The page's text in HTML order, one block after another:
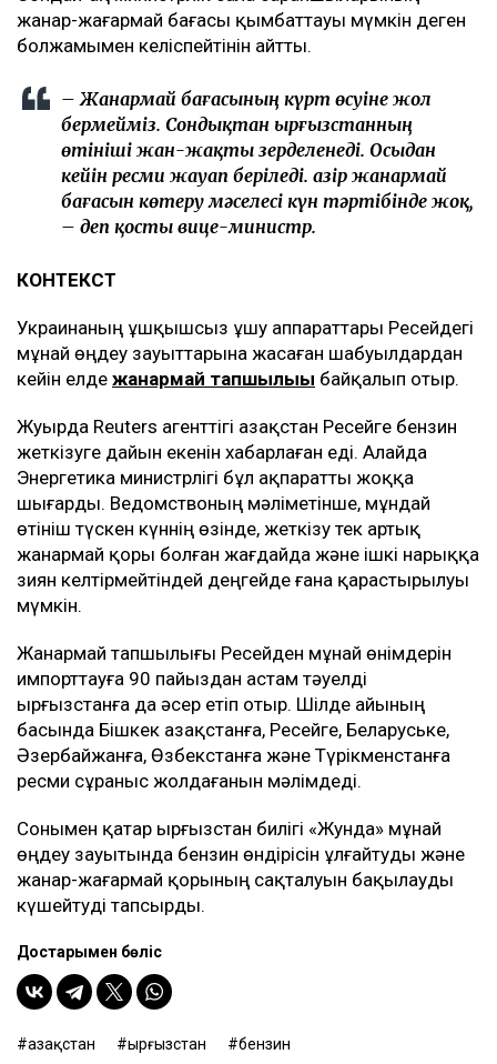
жанар-жағармай бағасы қымбаттауы мүмкін деген
болжамымен келіспейтінін айтты.
– Жанармай бағасының күрт өсуіне жол
бермейміз. Сондықтан Қырғызстанның
өтініші жан-жақты зерделенеді. Осыдан
кейін ресми жауап беріледі. Қазір жанармай
бағасын көтеру мәселесі күн тәртібінде жоқ,
– деп қосты вице-министр.
КОНТЕКСТ
Украинаның ұшқышсыз ұшу аппараттары Ресейдегі
мұнай өңдеу зауыттарына жасаған шабуылдардан
кейін елде жанармай тапшылығы байқалып отыр.
Жуырда Reuters агенттігі Қазақстан Ресейге бензин
жеткізуге дайын екенін хабарлаған еді. Алайда
Энергетика министрлігі бұл ақпаратты жоққа
шығарды. Ведомствоның мәліметінше, мұндай
өтініш түскен күннің өзінде, жеткізу тек артық
жанармай қоры болған жағдайда және ішкі нарыққа
зиян келтірмейтіндей деңгейде ғана қарастырылуы
мүмкін.
Жанармай тапшылығы Ресейден мұнай өнімдерін
импорттауға 90 пайыздан астам тәуелді
Қырғызстанға да әсер етіп отыр. Шілде айының
басында Бішкек Қазақстанға, Ресейге, Беларуське,
Әзербайжанға, Өзбекстанға және Түрікменстанға
ресми сұраныс жолдағанын мәлімдеді.
Сонымен қатар Қырғызстан билігі «Жунда» мұнай
өңдеу зауытында бензин өндірісін ұлғайтуды және
жанар-жағармай қорының сақталуын бақылауды
күшейтуді тапсырды.
Достарыңмен бөліс
Қазақстан Қырғызстан бензин